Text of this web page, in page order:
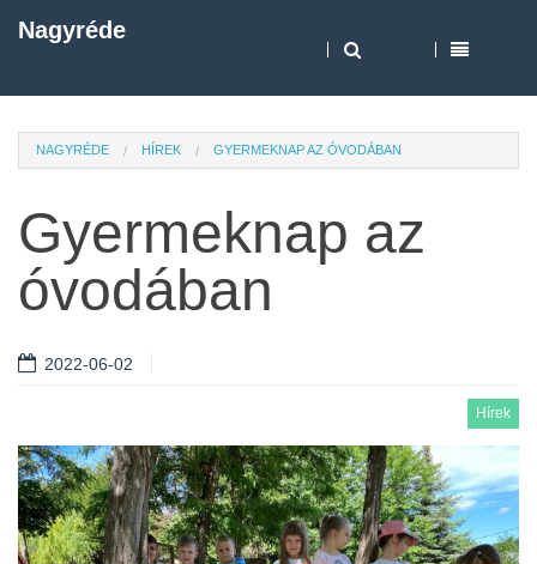
Nagyréde
NAGYRÉDE HÍREK GYERMEKNAP AZ ÓVODÁBAN
Gyermeknap az
óvodában
2022-06-02
Hírek